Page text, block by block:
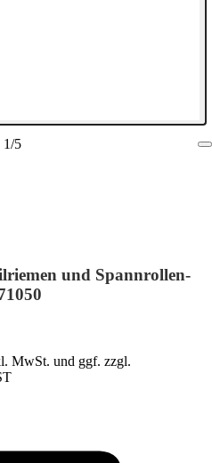
1/5
und Spannrollen-
MwSt. und ggf. zzgl.